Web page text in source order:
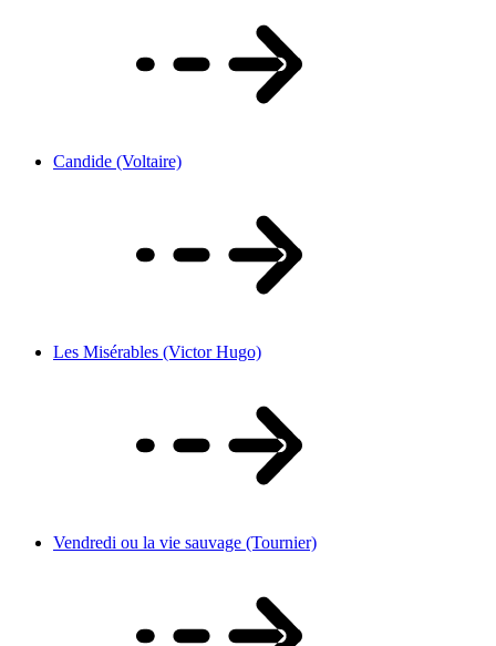
Candide (Voltaire)
Les Misérables (Victor Hugo)
Vendredi ou la vie sauvage (Tournier)